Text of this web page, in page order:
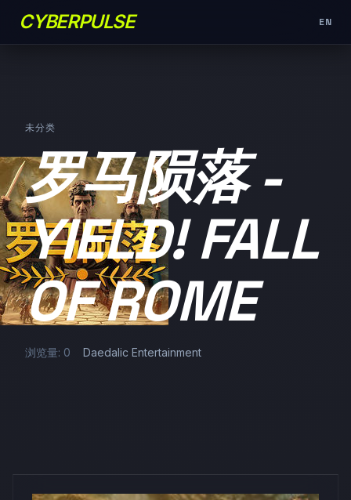
CYBERPULSE EN
未分类
罗马陨落 -
YIELD! FALL
OF ROME
浏览量: 0 Daedalic Entertainment